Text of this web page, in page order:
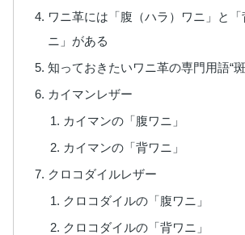
ワニ革には「腹（ハラ）ワニ」と「
ニ」がある
知っておきたいワニ革の専門用語“
カイマンレザー
カイマンの「腹ワニ」
カイマンの「背ワニ」
クロコダイルレザー
クロコダイルの「腹ワニ」
クロコダイルの「背ワニ」